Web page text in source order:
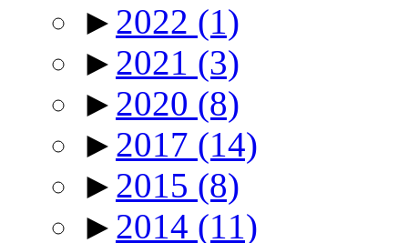
► 2022 (1)
► 2021 (3)
► 2020 (8)
► 2017 (14)
► 2015 (8)
► 2014 (11)